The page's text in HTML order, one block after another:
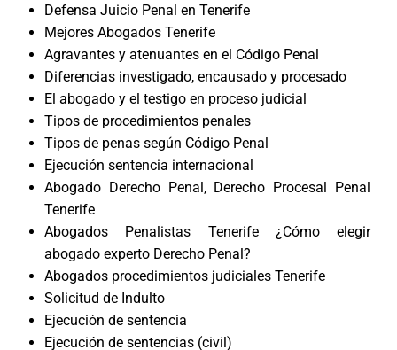
Defensa Juicio Penal en Tenerife
Mejores Abogados Tenerife
Agravantes y atenuantes en el Código Penal
Diferencias investigado, encausado y procesado
El abogado y el testigo en proceso judicial
Tipos de procedimientos penales
Tipos de penas según Código Penal
Ejecución sentencia internacional
Abogado Derecho Penal, Derecho Procesal Penal
Tenerife
Abogados Penalistas Tenerife ¿Cómo elegir
abogado experto Derecho Penal?
Abogados procedimientos judiciales Tenerife
Solicitud de Indulto
Ejecución de sentencia
Ejecución de sentencias (civil)